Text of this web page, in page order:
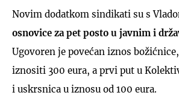
Novim dodatkom sindikati su s
osnovice za pet posto u javnim i
Ugovoren je povećan iznos
iznositi 300 eura, a prvi put u
i uskrsnica u iznosu od 100 eura.